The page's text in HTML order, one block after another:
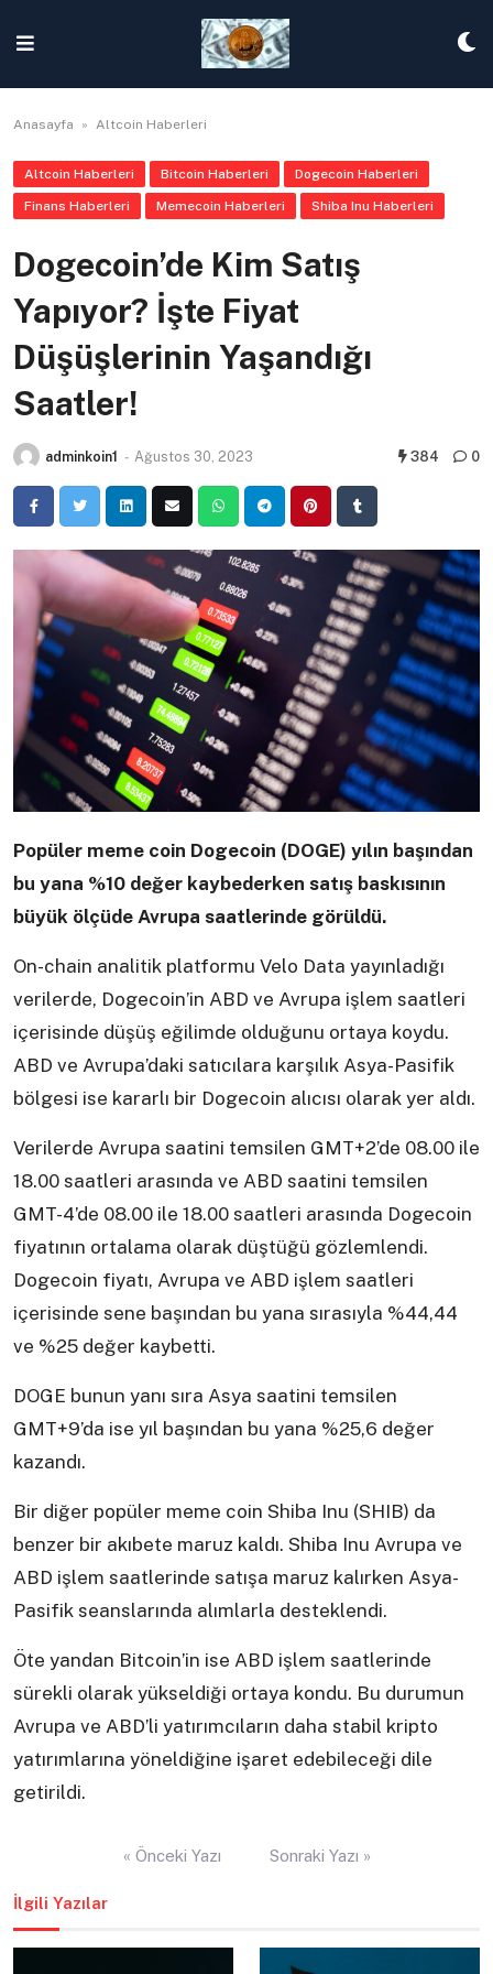
content
Anasayfa » Altcoin Haberleri
Altcoin Haberleri Bitcoin Haberleri Dogecoin Haberleri
Finans Haberleri Memecoin Haberleri Shiba Inu Haberleri
Dogecoin’de Kim Satış
Yapıyor? İşte Fiyat
Düşüşlerinin Yaşandığı
Saatler!
adminkoin1 - Ağustos 30, 2023 384 0
Popüler meme coin Dogecoin (DOGE) yılın başından
bu yana %10 değer kaybederken satış baskısının
büyük ölçüde Avrupa saatlerinde görüldü.
On-chain analitik platformu Velo Data yayınladığı
verilerde, Dogecoin’in ABD ve Avrupa işlem saatleri
içerisinde düşüş eğilimde olduğunu ortaya koydu.
ABD ve Avrupa’daki satıcılara karşılık Asya-Pasifik
bölgesi ise kararlı bir Dogecoin alıcısı olarak yer aldı.
Verilerde Avrupa saatini temsilen GMT+2’de 08.00 ile
18.00 saatleri arasında ve ABD saatini temsilen
GMT-4’de 08.00 ile 18.00 saatleri arasında Dogecoin
fiyatının ortalama olarak düştüğü gözlemlendi.
Dogecoin fiyatı, Avrupa ve ABD işlem saatleri
içerisinde sene başından bu yana sırasıyla %44,44
ve %25 değer kaybetti.
DOGE bunun yanı sıra Asya saatini temsilen
GMT+9’da ise yıl başından bu yana %25,6 değer
kazandı.
Bir diğer popüler meme coin Shiba Inu (SHIB) da
benzer bir akıbete maruz kaldı. Shiba Inu Avrupa ve
ABD işlem saatlerinde satışa maruz kalırken Asya-
Pasifik seanslarında alımlarla desteklendi.
Öte yandan Bitcoin’in ise ABD işlem saatlerinde
sürekli olarak yükseldiği ortaya kondu. Bu durumun
Avrupa ve ABD’li yatırımcıların daha stabil kripto
yatırımlarına yöneldiğine işaret edebileceği dile
getirildi.
« Önceki Yazı Sonraki Yazı »
İlgili Yazılar